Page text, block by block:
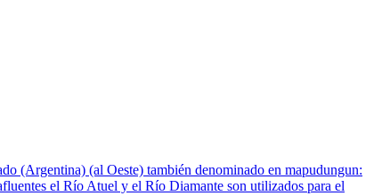
(Argentina) (al Oeste) también denominado en mapudungun:
el Río Atuel y el Río Diamante son utilizados para el